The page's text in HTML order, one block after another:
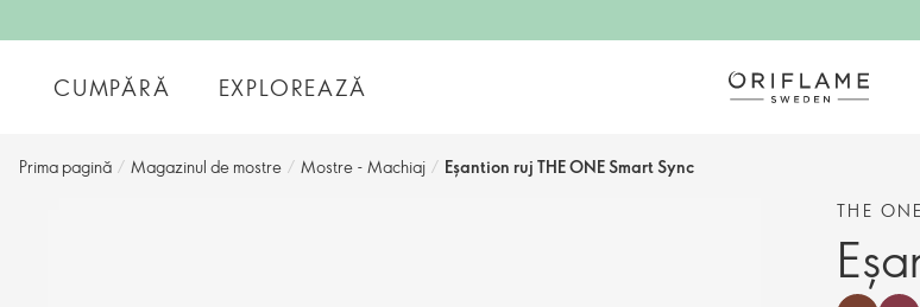
CUMPĂRĂ EXPLOREAZĂ
Prima pagină / Magazinul de mostre / Mostre - Machiaj / Eșantion ruj THE ONE Smart Sync
THE ONE